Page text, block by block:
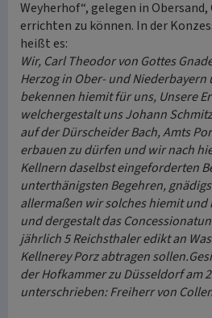
Weyherhof“, gelegen in Obersand,
errichten zu können. In der
heißt es:
Wir, Carl Theodor von Gottes
Herzog in Ober- und
bekennen hiemit für uns, Unsere
welchergestalt uns Johann
auf der Dürscheider Bach, Amts
erbauen zu dürfen und wir nach
Kellnern daselbst eingeforderten
unterthänigsten Begehren,
allermaßen wir solches hiemit und
und dergestalt das
jährlich 5 Reichsthaler edikt an
Kellnerey Porz abtragen
der Hofkammer zu Düsseldorf am
unterschrieben: Freiherr von